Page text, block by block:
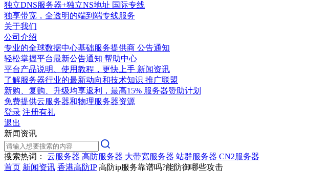
独立DNS服务器+独立NS地址 国际专线
独享带宽，全透明的端到端专线服务
关于我们
公司介绍
专业的全球数据中心基础服务提供商 公告通知
轻松掌握平台最新公告通知 帮助中心
平台产品说明、使用教程，更快上手 新闻资讯
了解服务器行业的最新动向和技术知识 推广联盟
新购、复购、升级均享返利，最高15% 服务器赞助计划
免费提供云服务器和物理服务器资源
登录 注册有礼
退出
新闻资讯
搜索热词： 云服务器 高防服务器 大带宽服务器 站群服务器 CN2服务器
首页 新闻资讯 香港高防IP 高防ip服务靠谱吗?能防御哪些攻击